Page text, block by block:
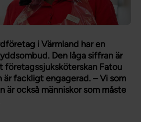
i Värmland har en
Den låga siffran är
företagssjuksköterskan Fatou
är fackligt engagerad. – Vi som
är också människor som måste